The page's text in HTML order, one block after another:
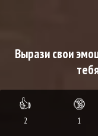
Вырази свои
👍
2
🔞
1